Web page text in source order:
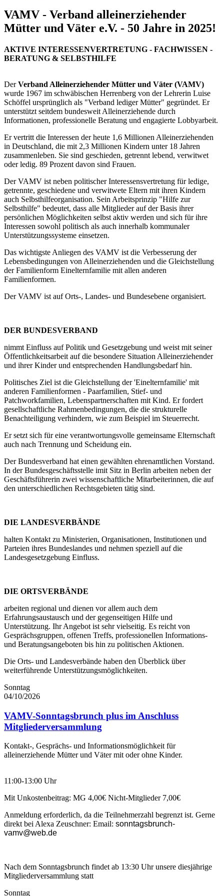
VAMV - Verband alleinerziehender
Mütter und Väter e.V. - 50 Jahre in 2025!
AKTIVE INTERESSENVERTRETUNG - FACHWISSEN -
BERATUNG & SELBSTHILFE
DerVerband Alleinerziehender Mütter und Väter (VAMV)
wurde 1967 im schwäbischen Herrenberg von der Lehrerin Luise
Schöffel ursprünglich als "Verband lediger Mütter" gegründet. Er
unterstützt seitdem bundesweit Alleinerziehende durch
Informationen, professionelle Beratung und engagierte Lobbyarbeit.
Er vertritt die Interessen der heute 1,6 Millionen Alleinerziehenden
in Deutschland, die mit 2,3 Millionen Kindern unter 18 Jahren
zusammenleben. Sie sind geschieden, getrennt lebend, verwitwet
oder ledig. 89 Prozent davon sind Frauen.
Der VAMV ist neben politischer Interessensvertretung für ledige,
getrennte, geschiedene und verwitwete Eltern mit ihren Kindern
auch Selbsthilfeorganisation. Sein Arbeitsprinzip "Hilfe zur
Selbsthilfe" bedeutet, dass alle Mitglieder auf der Basis ihrer
persönlichen Möglichkeiten selbst aktiv werden und sich für ihre
Interessen sowohl politisch als auch innerhalb kommunaler
Unterstützungssysteme einsetzen.
Das wichtigste Anliegen des VAMV ist die Verbesserung der
Lebensbedingungen von Alleinerziehenden und die Gleichstellung
der Familienform Einelternfamilie mit allen anderen
Familienformen.
Der VAMV ist auf Orts-, Landes- und Bundesebene organisiert.
DER BUNDESVERBAND
nimmt Einfluss auf Politik und Gesetzgebung und weist mit seiner
Öffentlichkeitsarbeit auf die besondere Situation Alleinerziehender
und ihrer Kinder und entsprechenden Handlungsbedarf hin.
Politisches Ziel ist die Gleichstellung der 'Einelternfamilie' mit
anderen Familienformen - Paarfamilien, Stief- und
Patchworkfamilien, Lebenspartnerschaften mit Kind. Er fordert
gesellschaftliche Rahmenbedingungen, die die strukturelle
Benachteiligung verhindern, wie zum Beispiel im Steuerrecht.
Er setzt sich für eine verantwortungsvolle gemeinsame Elternschaft
auch nach Trennung und Scheidung ein.
Der Bundesverband hat einen gewählten ehrenamtlichen Vorstand.
In der Bundesgeschäftsstelle imit Sitz in Berlin arbeiten neben der
Geschäftsführerin zwei wissenschaftliche Mitarbeiterinnen, die auf
den unterschiedlichen Rechtsgebieten tätig sind.
DIE LANDESVERBÄNDE
halten Kontakt zu Ministerien, Organisationen, Institutionen und
Parteien ihres Bundeslandes und nehmen speziell auf die
Landesgesetzgebung Einfluss.
DIE ORTSVERBÄNDE
arbeiten regional und dienen vor allem auch dem
Erfahrungsaustausch und der gegenseitigen Hilfe und
Unterstützung. Ihr Angebot ist sehr vielseitig. Es reicht von
Gesprächsgruppen, offenen Treffs, professionellen Informations-
und Beratungsangeboten bis hin zu politischen Aktionen.
Die Orts- und Landesverbände haben den Überblick über
weiterführende Unterstützungsmöglichkeiten.
Sonntag
04/10/2026
VAMV-Sonntagsbrunch plus im Anschluss
Mitgliederversammlung
Kontakt-, Gesprächs- und Informationsmöglichkeit für
alleinerziehende Mütter und Väter mit oder ohne Kinder.
11:00-13:00 Uhr
Mit Unkostenbeitrag: MG 4,00€ Nicht-Mitglieder 7,00€
Anmeldung erforderlich, da die Teilnehmerzahl begrenzt ist. Gerne
direkt bei Alexa Zeuschner: Email: sonntagsbrunch-
vamv@web.de
Nach dem Sonntagsbrunch findet ab 13:30 Uhr unsere diesjährige
Mitgliederversammlung statt
Sonntag